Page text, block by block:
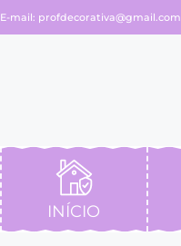
E-mail: profdecorativa@gmail.com
INÍCIO